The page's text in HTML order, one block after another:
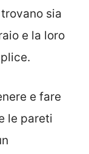
sia
e la loro
e fare
le pareti